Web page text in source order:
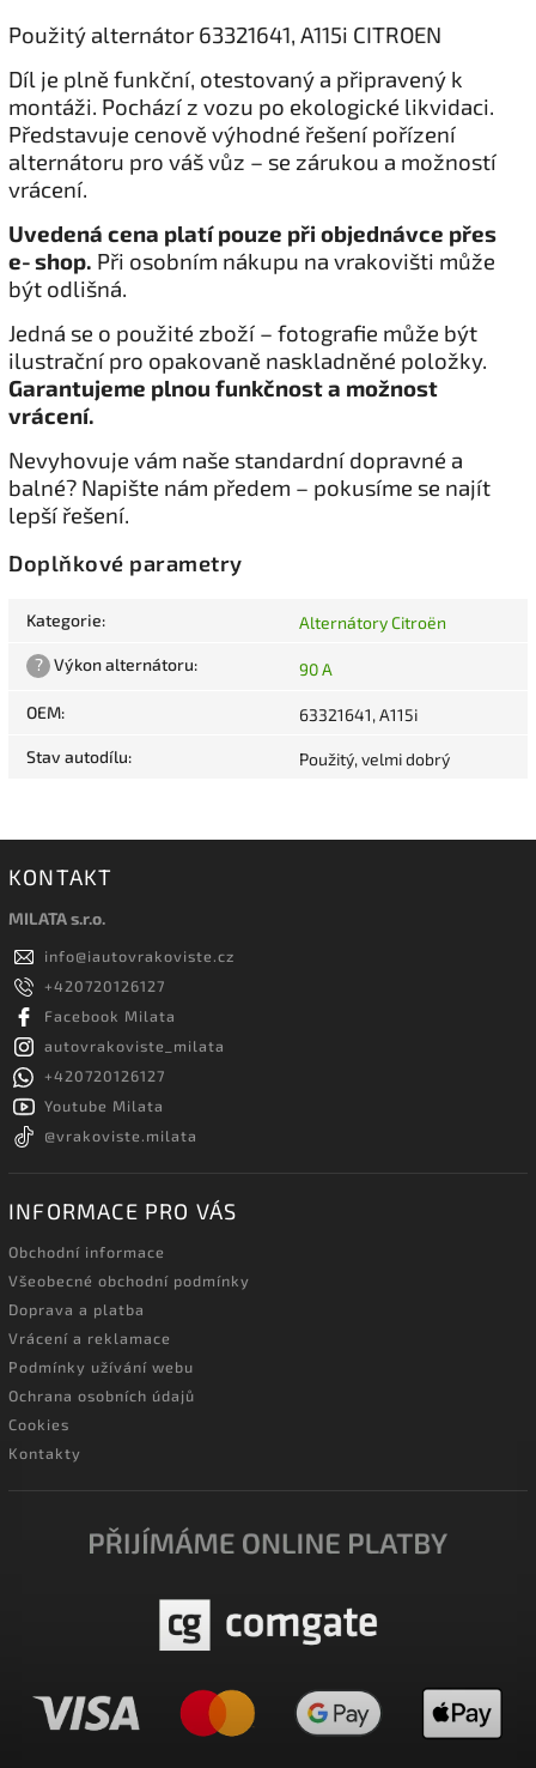
Použitý alternátor 63321641, A115i CITROEN
Díl je plně funkční, otestovaný a připravený k
montáži. Pochází z vozu po ekologické likvidaci.
Představuje cenově výhodné řešení pořízení
alternátoru pro váš vůz – se zárukou a možností
vrácení.
Uvedená cena platí pouze při objednávce přes
e‑shop. Při osobním nákupu na vrakovišti může
být odlišná.
Jedná se o použité zboží – fotografie může být
ilustrační pro opakovaně naskladněné položky.
Garantujeme plnou funkčnost a možnost
vrácení.
Nevyhovuje vám naše standardní dopravné a
balné? Napište nám předem – pokusíme se najít
lepší řešení.
Doplňkové parametry
Kategorie: Alternátory Citroën
? Výkon alternátoru: 90 A
OEM: 63321641, A115i
Stav autodílu: Použitý, velmi dobrý
KONTAKT
MILATA s.r.o.
info@iautovrakoviste.cz
+420720126127
Facebook Milata
autovrakoviste_milata
+420720126127
Youtube Milata
@vrakoviste.milata
INFORMACE PRO VÁS
Obchodní informace
Všeobecné obchodní podmínky
Doprava a platba
Vrácení a reklamace
Podmínky užívání webu
Ochrana osobních údajů
Cookies
Kontakty